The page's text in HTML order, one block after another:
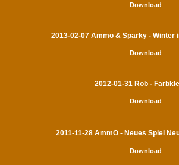
Download
2013-02-07 Ammo & Sparky - Winter
Download
2012-01-31 Rob -
Download
2011-11-28 AmmO - Neues Spiel
Download